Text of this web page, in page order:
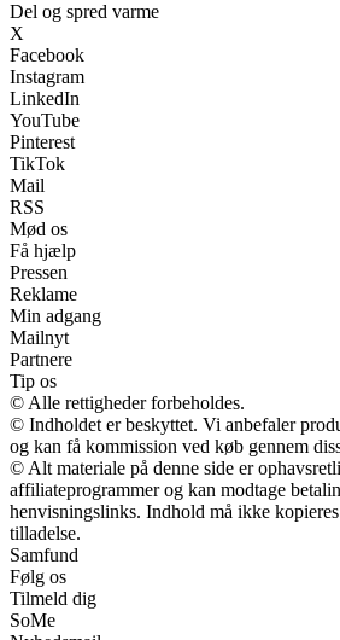
Del og spred varme
X
Facebook
Instagram
LinkedIn
YouTube
Pinterest
TikTok
Mail
RSS
Mød os
Få hjælp
Pressen
Reklame
Min adgang
Mailnyt
Partnere
Tip os
© Alle rettigheder forbeholdes.
© Indholdet er beskyttet. Vi anbefaler
og kan få kommission ved køb gennem
© Alt materiale på denne side er
affiliateprogrammer og kan modtage
henvisningslinks. Indhold må ikke
tilladelse.
Samfund
Følg os
Tilmeld dig
SoMe